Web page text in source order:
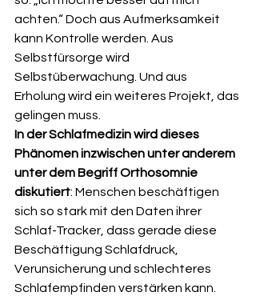
achten.“ Doch aus Aufmerksamkeit
kann Kontrolle werden. Aus
Selbstfürsorge wird
Selbstüberwachung. Und aus
Erholung wird ein weiteres Projekt, das
gelingen muss.
In der Schlafmedizin wird dieses
Phänomen inzwischen unter anderem
unter dem Begriff Orthosomnie
diskutiert: Menschen beschäftigen
sich so stark mit den Daten ihrer
Schlaf-Tracker, dass gerade diese
Beschäftigung Schlafdruck,
Verunsicherung und schlechteres
Schlafempfinden verstärken kann.